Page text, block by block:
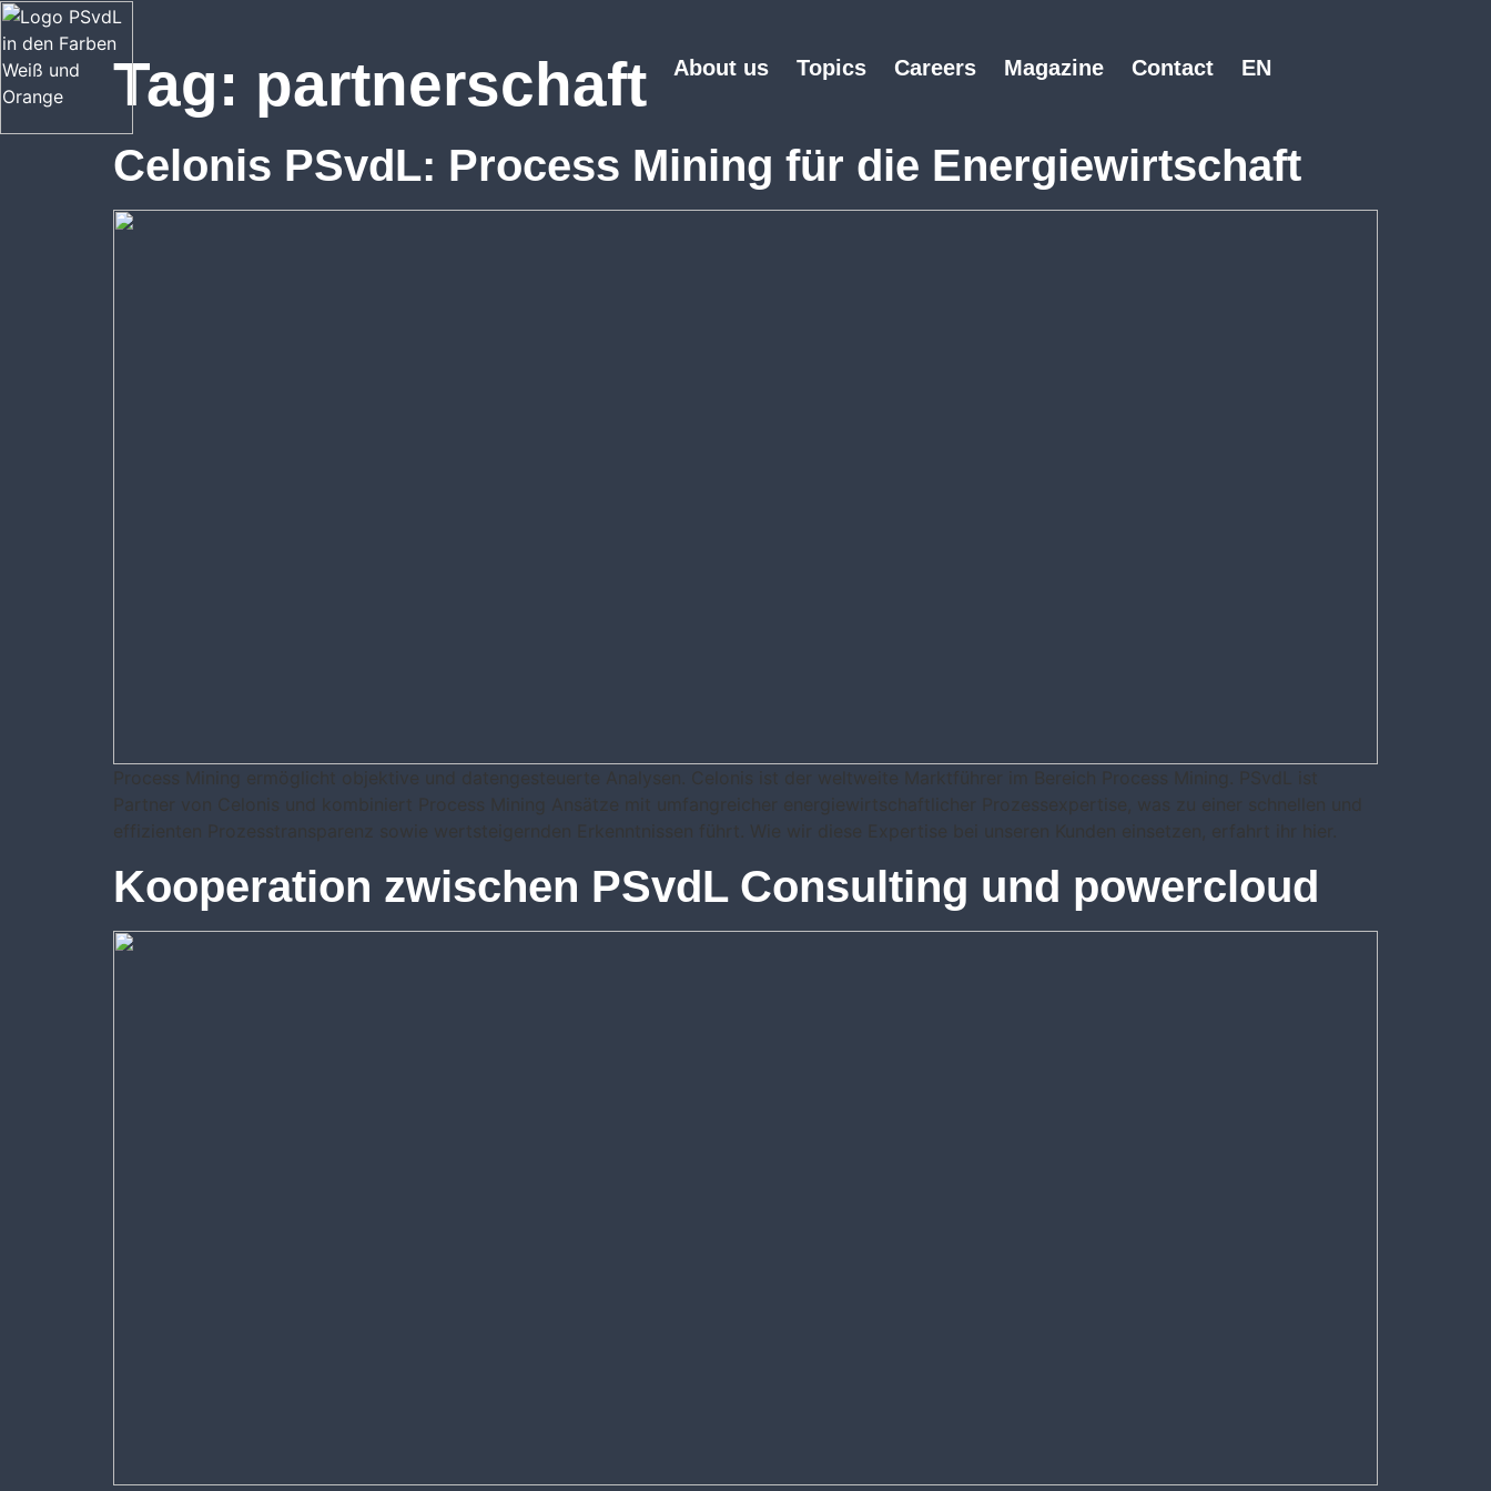
About us Topics Careers Magazine Contact EN
Tag: partnerschaft
Celonis PSvdL: Process Mining für die Energiewirtschaft
Process Mining ermöglicht objektive und datengesteuerte Analysen. Celonis ist der weltweite Marktführer im Bereich Process Mining. PSvdL ist
Partner von Celonis und kombiniert Process Mining Ansätze mit umfangreicher energiewirtschaftlicher Prozessexpertise, was zu einer schnellen und
effizienten Prozesstransparenz sowie wertsteigernden Erkenntnissen führt. Wie wir diese Expertise bei unseren Kunden einsetzen, erfahrt ihr hier.
Kooperation zwischen PSvdL Consulting und powercloud